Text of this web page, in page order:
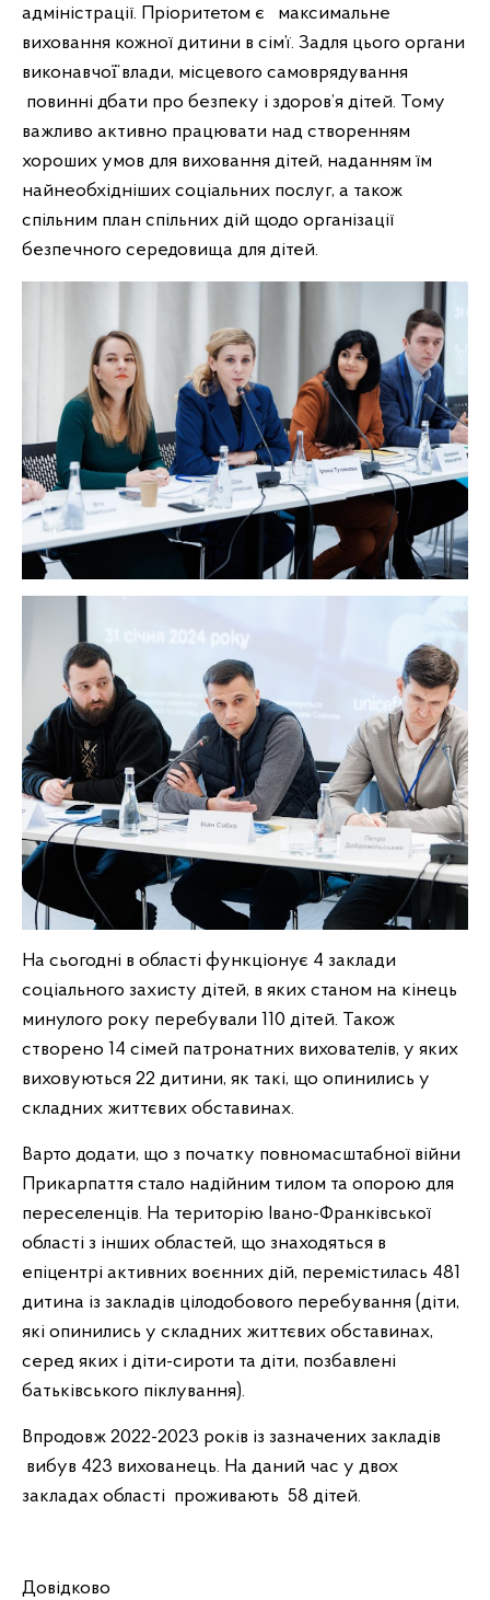
адміністрації. Пріоритетом є максимальне
виховання кожної дитини в сім’ї. Задля цього органи
виконавчої̈ влади, місцевого самоврядування
повинні дбати про безпеку і здоров’я дітей. Тому
важливо активно працювати над створенням
хороших умов для виховання дітей, наданням їм
найнеобхідніших соціальних послуг, а також
спільним план спільних дій щодо організації
безпечного середовища для дітей.
На сьогодні в області функціонує 4 заклади
соціального захисту дітей, в яких станом на кінець
минулого року перебували 110 дітей. Також
створено 14 сімей патронатних вихователів, у яких
виховуються 22 дитини, як такі, що опинились у
складних життєвих обставинах.
Варто додати, що з початку повномасштабної війни
Прикарпаття стало надійним тилом та опорою для
переселенців. На територію Івано-Франківської
області з інших областей, що знаходяться в
епіцентрі активних воєнних дій, перемістилась 481
дитина із закладів цілодобового перебування (діти,
які опинились у складних життєвих обставинах,
серед яких і діти-сироти та діти, позбавлені
батьківського піклування).
Впродовж 2022-2023 років із зазначених закладів
вибув 423 вихованець. На даний час у двох
закладах області проживають 58 дітей.
Довідково